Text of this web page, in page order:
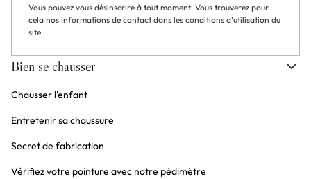
Vous pouvez vous désinscrire à tout moment. Vous trouverez pour
cela nos informations de contact dans les conditions d'utilisation du
site.
Bien se chausser
Chausser l'enfant
Entretenir sa chaussure
Secret de fabrication
Vérifiez votre pointure avec notre pédimètre